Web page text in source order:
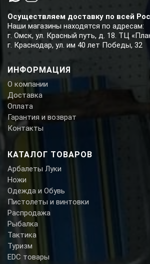
Осуществляем доставку по всей
Наши магазины находятся по адресам:
г. Омск, ул. Красный путь, д. 18. ТЦ
г. Краснодар, ул. им 40 лет Победы, 32
ИНФОРМАЦИЯ
О компании
Доставка
Оплата
Гарантия и возврат
Контакты
КАТАЛОГ ТОВАРОВ
Арбалеты Луки
Ножи
Одежда и Обувь
Пистолеты и винтовки
Распродажа
Рыбалка
Тактика
Туризм
EDC товары